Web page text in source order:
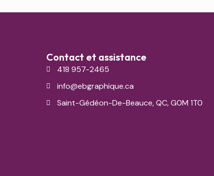
Contact et assistance
418 957-2465
info@ebgraphique.ca
Saint-Gédéon-De-Beauce, QC, G0M 1T0